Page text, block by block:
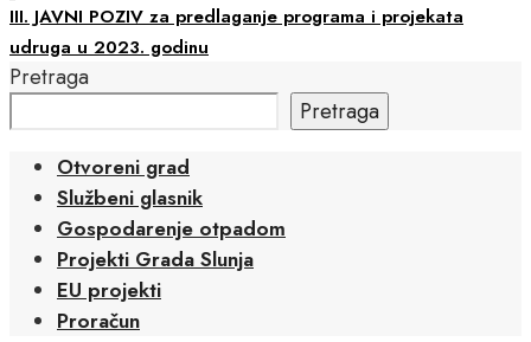
III. JAVNI POZIV za predlaganje programa i projekata
udruga u 2023. godinu
Pretraga
Pretraga
Otvoreni grad
Službeni glasnik
Gospodarenje otpadom
Projekti Grada Slunja
EU projekti
Proračun